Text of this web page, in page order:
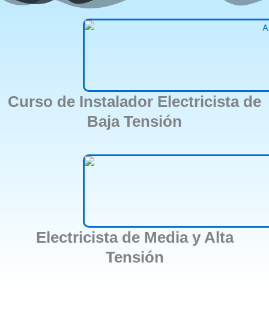
Curso de Instalador Electricista de
Baja Tensión
Electricista de Media y Alta
Tensión